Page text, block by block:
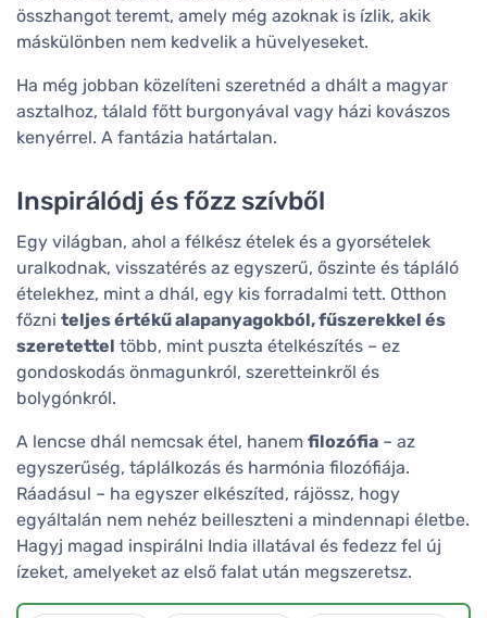
összhangot teremt, amely még azoknak is ízlik, akik
máskülönben nem kedvelik a hüvelyeseket.
Ha még jobban közelíteni szeretnéd a dhált a magyar
asztalhoz, tálald főtt burgonyával vagy házi kovászos
kenyérrel. A fantázia határtalan.
Inspirálódj és főzz szívből
Egy világban, ahol a félkész ételek és a gyorsételek
uralkodnak, visszatérés az egyszerű, őszinte és tápláló
ételekhez, mint a dhál, egy kis forradalmi tett. Otthon
főzni teljes értékű alapanyagokból, fűszerekkel és
szeretettel több, mint puszta ételkészítés – ez
gondoskodás önmagunkról, szeretteinkről és
bolygónkról.
A lencse dhál nemcsak étel, hanem filozófia – az
egyszerűség, táplálkozás és harmónia filozófiája.
Ráadásul – ha egyszer elkészíted, rájössz, hogy
egyáltalán nem nehéz beilleszteni a mindennapi életbe.
Hagyj magad inspirálni India illatával és fedezz fel új
ízeket, amelyeket az első falat után megszeretsz.